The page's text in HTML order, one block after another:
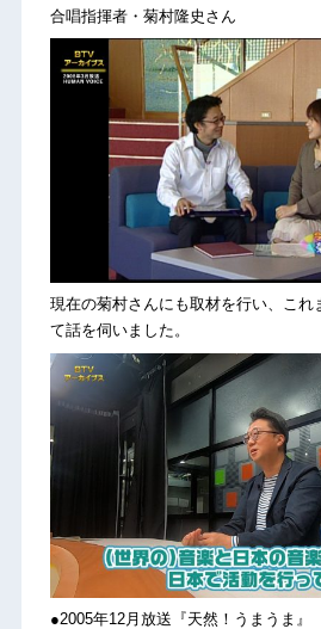
合唱指揮者・菊村隆史さん
現在の菊村さんにも取材を行い、これ
て話を伺いました。
●2005年12月放送『天然！うまうま』